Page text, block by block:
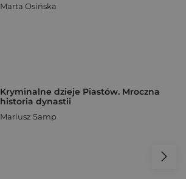
Marta Osińska
Kryminalne dzieje Piastów. Mroczna
historia dynastii
Mariusz Samp